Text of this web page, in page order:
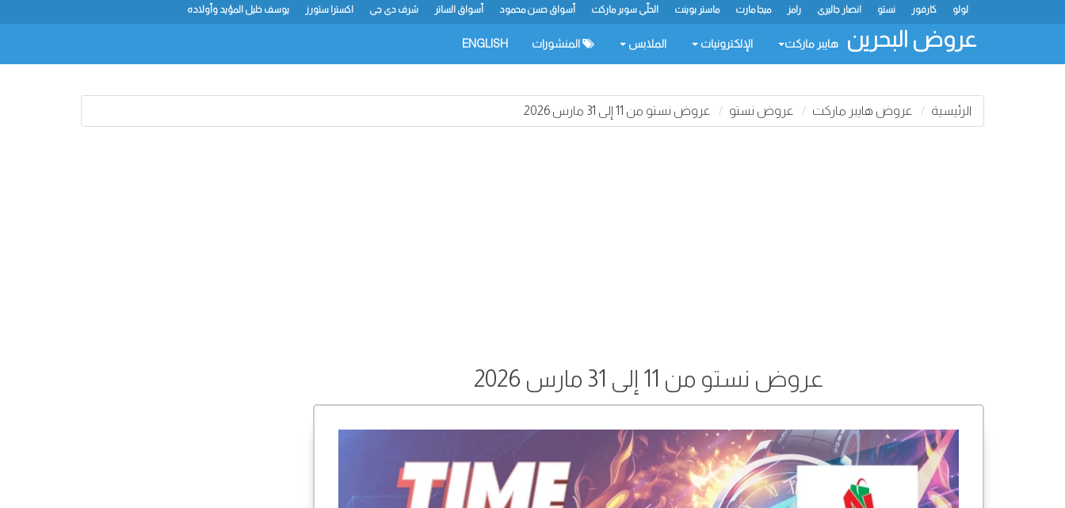
يوسف خليل المؤيد وأولاده اكسترا ستورز شرف دي جي أسواق الساتر أسواق حسن محمود الحلّي سوبر ماركت ماستر بوينت ميجا مارت رامز انصار جاليري نستو كارفور لولو
عروض البحرين هايبر ماركت الإلكترونيات الملابس المنشورات ENGLISH
الرئيسية عروض هايبر ماركت عروض نستو عروض نستو من 11 إلى 31 مارس 2026
عروض نستو من 11 إلى 31 مارس 2026